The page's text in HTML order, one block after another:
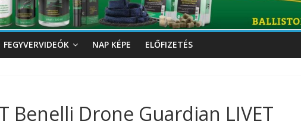
FEGYVERVIDEÓK NAP KÉPE ELŐFIZETÉS
Benelli Drone Guardian LIVET